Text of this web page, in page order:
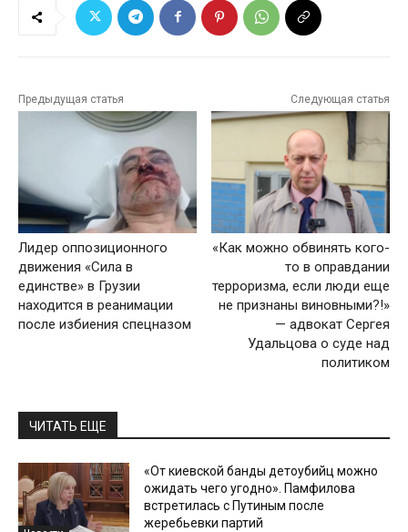
Предыдущая статья
Лидер оппозиционного
движения «Сила в
единстве» в Грузии
находится в реанимации
после избиения спецназом
Следующая статья
«Как можно обвинять кого-
то в оправдании
терроризма, если люди еще
не признаны виновными?!»
— адвокат Сергея
Удальцова о суде над
политиком
ЧИТАТЬ ЕЩЕ
«От киевской банды детоубийц можно
ожидать чего угодно». Памфилова
встретилась с Путиным после
жеребьевки партий